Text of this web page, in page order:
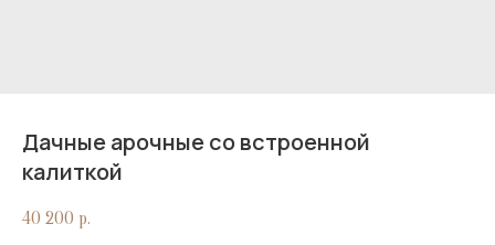
Дачные арочные со встроенной
калиткой
40 200 р.